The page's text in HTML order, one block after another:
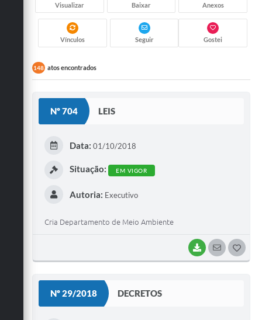
Contas Publicas
Galeria de Fotos
Galeria de Vídeos
Links
Serviços Online
Telefones Úteis
Notícias
Visualizar Baixar Anexos
Vínculos Seguir Gostei
148 atos encontrados
Nº 704 LEIS
BAIXARSEGUIR
Data: 01/10/2018
Situação: EM VIGOR
Autoria: Executivo
Cria Departamento de Meio Ambiente
Nº 29/2018 DECRETOS